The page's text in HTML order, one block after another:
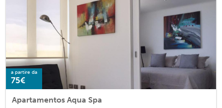
a partire da
75€
Apartamentos Aqua Spa